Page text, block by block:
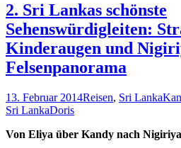
2. Sri Lankas schönste
Sehenswürdigleiten:
Kinderaugen und
Felsenpanorama
13. Februar 2014Reisen, Sri Lanka
Sri LankaDoris
Von Eliya über Kandy nach Nigiriya